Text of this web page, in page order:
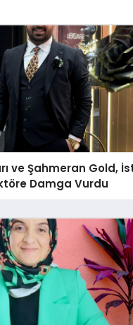
ve Şahmeran Gold,
Damga Vurdu